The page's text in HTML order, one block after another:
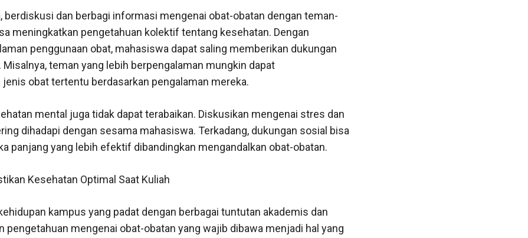
berdiskusi dan berbagi informasi mengenai obat-obatan dengan teman-
meningkatkan pengetahuan kolektif tentang kesehatan. Dengan
penggunaan obat, mahasiswa dapat saling memberikan dukungan
Misalnya, teman yang lebih berpengalaman mungkin dapat
obat tertentu berdasarkan pengalaman mereka.
mental juga tidak dapat terabaikan. Diskusikan mengenai stres dan
dihadapi dengan sesama mahasiswa. Terkadang, dukungan sosial bisa
panjang yang lebih efektif dibandingkan mengandalkan obat-obatan.
Kesehatan Optimal Saat Kuliah
kampus yang padat dengan berbagai tuntutan akademis dan
pengetahuan mengenai obat-obatan yang wajib dibawa menjadi hal yang